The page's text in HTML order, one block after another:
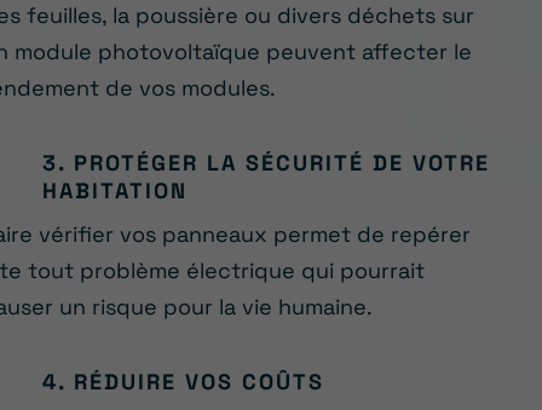
feuilles, la poussière ou divers déchets sur
module photovoltaïque peuvent affecter le
de vos modules.
3. PROTÉGER LA SÉCURITÉ DE VOTRE
HABITATION
vérifier vos panneaux permet de repérer
tout problème électrique qui pourrait
un risque pour la vie humaine.
4. RÉDUIRE VOS COÛTS